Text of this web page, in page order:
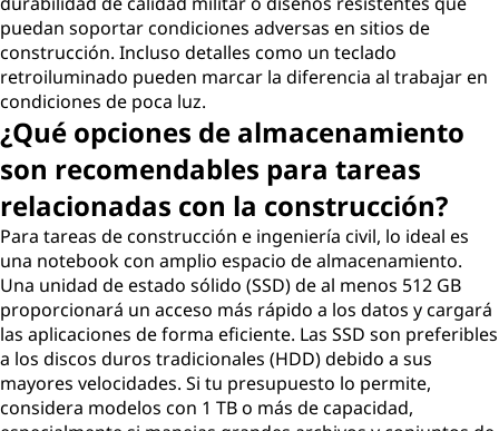
a
c
o
n
s
t
r
u
c
puedan soportar condiciones adversas en sitios de
construcción. Incluso detalles como un teclado
retroiluminado pueden marcar la diferencia al trabajar en
condiciones de poca luz.
¿Qué opciones de almacenamiento
son recomendables para tareas
relacionadas con la construcción?
Para tareas de construcción e ingeniería civil, lo ideal es
una notebook con amplio espacio de almacenamiento.
Una unidad de estado sólido (SSD) de al menos 512 GB
proporcionará un acceso más rápido a los datos y cargará
las aplicaciones de forma eficiente. Las SSD son preferibles
a los discos duros tradicionales (HDD) debido a sus
mayores velocidades. Si tu presupuesto lo permite,
considera modelos con 1 TB o más de capacidad,